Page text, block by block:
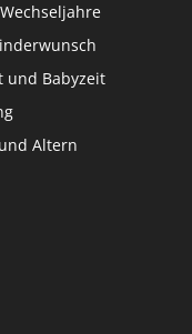
und Babyzeit
Altern